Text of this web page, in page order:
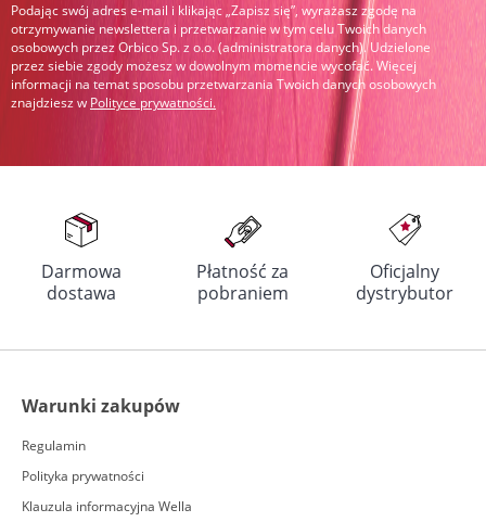
Podając swój adres e-mail i klikając „Zapisz się”, wyrażasz zgodę na
otrzymywanie newslettera i przetwarzanie w tym celu Twoich danych
osobowych przez Orbico Sp. z o.o. (administratora danych). Udzielone
przez siebie zgody możesz w dowolnym momencie wycofać. Więcej
informacji na temat sposobu przetwarzania Twoich danych osobowych
znajdziesz w Polityce prywatności.
Darmowa
dostawa
Płatność za
pobraniem
Oficjalny
dystrybutor
Warunki zakupów
Regulamin
Polityka prywatności
Klauzula informacyjna Wella